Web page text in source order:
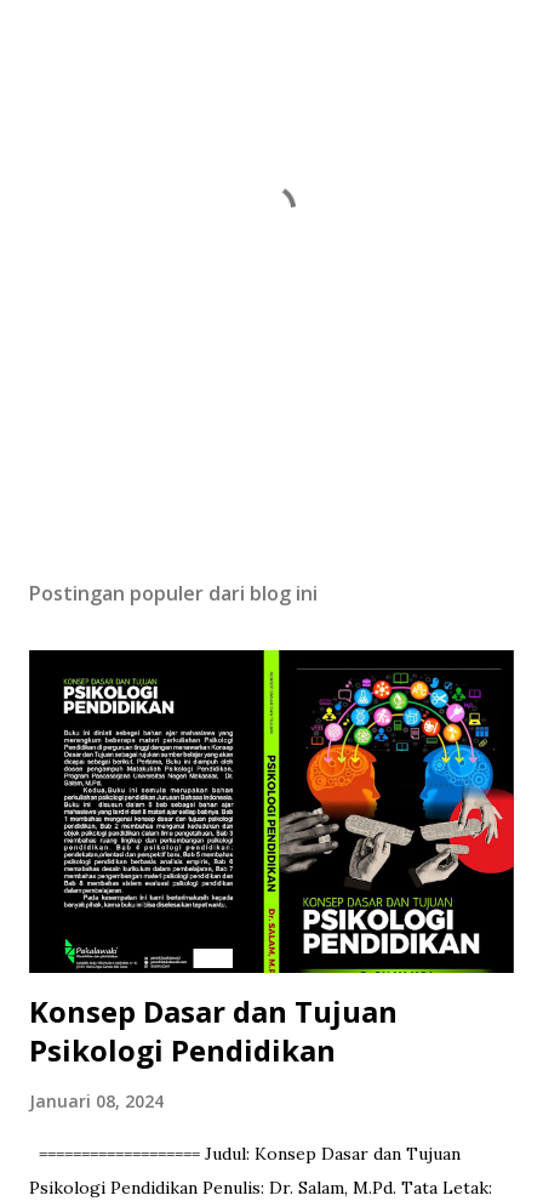
Postingan populer dari blog ini
Konsep Dasar dan Tujuan
Psikologi Pendidikan
Januari 08, 2024
=================== Judul: Konsep Dasar dan Tujuan
Psikologi Pendidikan Penulis: Dr. Salam, M.Pd. Tata Letak: